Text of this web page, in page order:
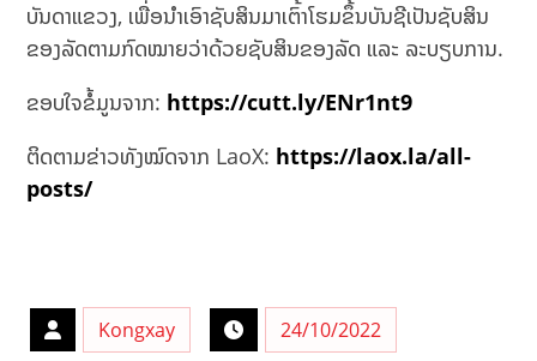
ບັນດາແຂວງ, ເພື່ອນໍາເອົາຊັບສິນມາເຕົ້າໂຮມຂຶ້ນບັນຊີເປັນຊັບສິນ
ຂອງລັດຕາມກົດໝາຍວ່າດ້ວຍຊັບສິນຂອງລັດ ແລະ ລະບຽບການ.
ຂອບໃຈຂໍ້ມູນຈາກ: https://cutt.ly/ENr1nt9
ຕິດຕາມຂ່າວທັງໝົດຈາກ LaoX: https://laox.la/all-
posts/
Kongxay 24/10/2022